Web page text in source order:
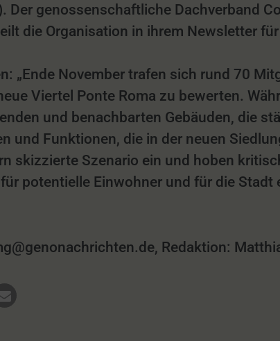
Der genossenschaftliche Dachverband
die Organisation in ihrem Newsletter
„Ende November trafen sich rund 70
Viertel Ponte Roma zu bewerten.
und benachbarten Gebäuden, die
und Funktionen, die in der neuen
skizzierte Szenario ein und hoben
potentielle Einwohner und für die
Redaktion: